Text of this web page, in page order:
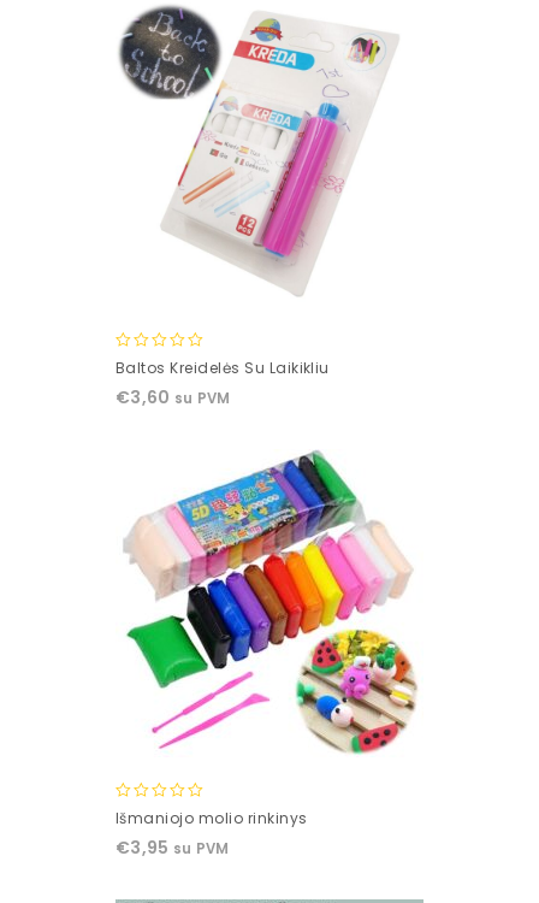
0
of
Baltos Kreidelės Su Laikikliu
€3,60 su PVM
0
of
Išmaniojo molio rinkinys
€3,95 su PVM